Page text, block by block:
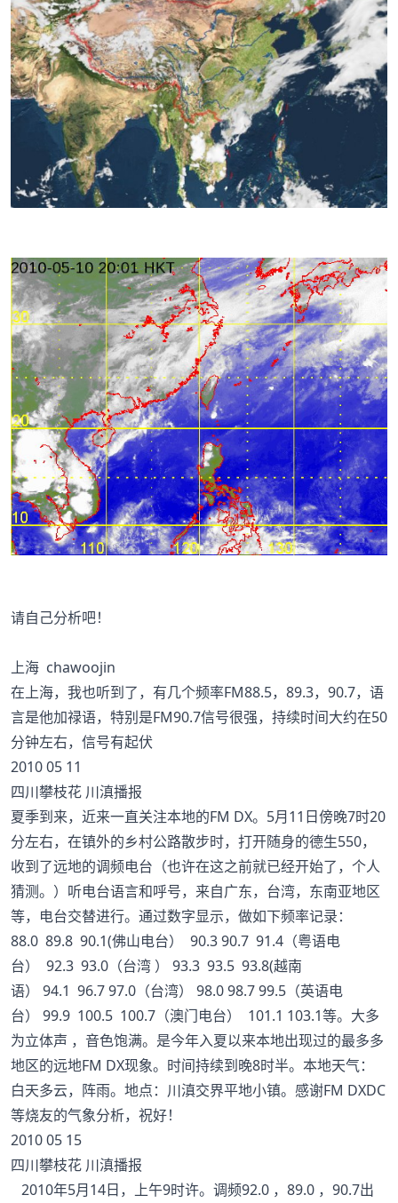
请自己分析吧！
上海 chawoojin
在上海，我也听到了，有几个频率FM88.5，89.3，90.7，语
言是他加禄语，特别是FM90.7信号很强，持续时间大约在50
分钟左右，信号有起伏
2010 05 11
四川攀枝花 川滇播报
夏季到来，近来一直关注本地的FM DX。5月11日傍晚7时20
分左右，在镇外的乡村公路散步时，打开随身的德生550，
收到了远地的调频电台（也许在这之前就已经开始了，个人
猜测。）听电台语言和呼号，来自广东，台湾，东南亚地区
等，电台交替进行。通过数字显示，做如下频率记录：
88.0 89.8 90.1(佛山电台） 90.3 90.7 91.4（粤语电
台） 92.3 93.0（台湾 ） 93.3 93.5 93.8(越南
语） 94.1 96.7 97.0（台湾） 98.0 98.7 99.5（英语电
台） 99.9 100.5 100.7（澳门电台） 101.1 103.1等。大多
为立体声 ，音色饱满。是今年入夏以来本地出现过的最多多
地区的远地FM DX现象。时间持续到晚8时半。本地天气：
白天多云，阵雨。地点：川滇交界平地小镇。感谢FM DXDC
等烧友的气象分析，祝好！
2010 05 15
四川攀枝花 川滇播报
2010年5月14日，上午9时许。调频92.0 ，89.0 ，90.7出